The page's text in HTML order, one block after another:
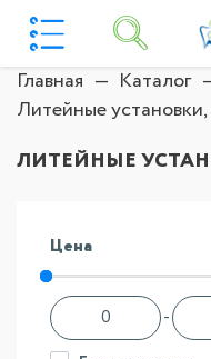
Главная Каталог
Литейные
ЛИТЕЙНЫЕ
Цена
-